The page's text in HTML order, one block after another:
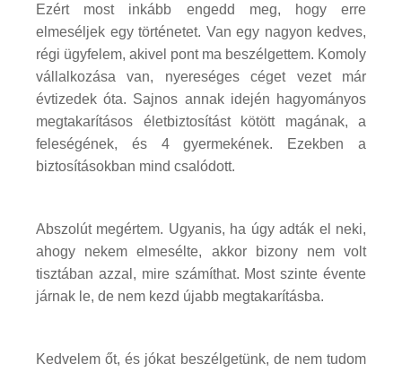
Ezért most inkább engedd meg, hogy erre
elmeséljek egy történetet. Van egy nagyon kedves,
régi ügyfelem, akivel pont ma beszélgettem. Komoly
vállalkozása van, nyereséges céget vezet már
évtizedek óta. Sajnos annak idején hagyományos
megtakarításos életbiztosítást kötött magának, a
feleségének, és 4 gyermekének. Ezekben a
biztosításokban mind csalódott.
Abszolút megértem. Ugyanis, ha úgy adták el neki,
ahogy nekem elmesélte, akkor bizony nem volt
tisztában azzal, mire számíthat. Most szinte évente
járnak le, de nem kezd újabb megtakarításba.
Kedvelem őt, és jókat beszélgetünk, de nem tudom